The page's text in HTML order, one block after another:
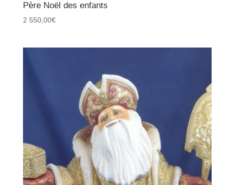
Père Noël des enfants
2 550,00€